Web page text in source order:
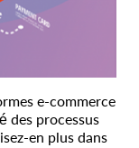
e-commerce
des processus
en plus dans